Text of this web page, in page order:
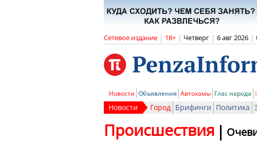
Сетевое издание | 18+ | Четверг | 6 авг 2026 |
Новости Объявления Автохамы Глас народа
Новости Город Брифинги Политика
Происшествия